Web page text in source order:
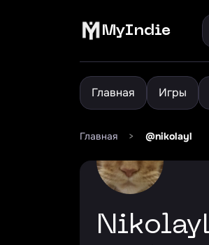
MyIndie
Главная Игры
Главная > @nikolayl